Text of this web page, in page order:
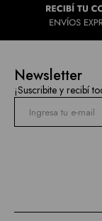
Newsletter
¡Suscribite y recibí